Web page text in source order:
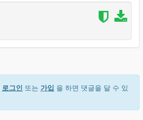
로그인 또는 가입 을 하면 댓글을 달 수 있